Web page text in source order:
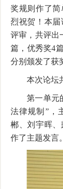
奖规则作了
烈祝贺！本
评审，共评出
篇，优秀奖4
分别颁发了获
本次论坛
第一单元
法律规制”，
郴、刘宇晖
作了主题发言。